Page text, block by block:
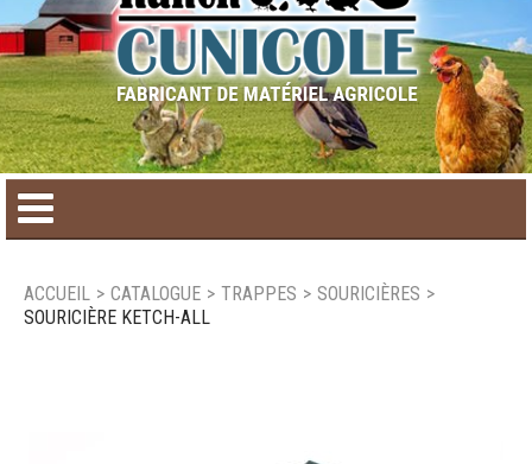
ACCUEIL > CATALOGUE > TRAPPES > SOURICIÈRES >
SOURICIÈRE KETCH-ALL